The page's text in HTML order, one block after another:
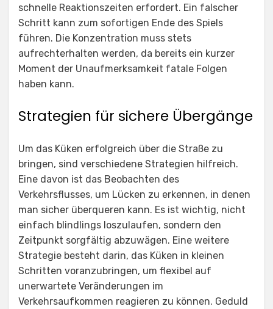
schnelle Reaktionszeiten erfordert. Ein falscher
Schritt kann zum sofortigen Ende des Spiels
führen. Die Konzentration muss stets
aufrechterhalten werden, da bereits ein kurzer
Moment der Unaufmerksamkeit fatale Folgen
haben kann.
Strategien für sichere Übergänge
Um das Küken erfolgreich über die Straße zu
bringen, sind verschiedene Strategien hilfreich.
Eine davon ist das Beobachten des
Verkehrsflusses, um Lücken zu erkennen, in denen
man sicher überqueren kann. Es ist wichtig, nicht
einfach blindlings loszulaufen, sondern den
Zeitpunkt sorgfältig abzuwägen. Eine weitere
Strategie besteht darin, das Küken in kleinen
Schritten voranzubringen, um flexibel auf
unerwartete Veränderungen im
Verkehrsaufkommen reagieren zu können. Geduld